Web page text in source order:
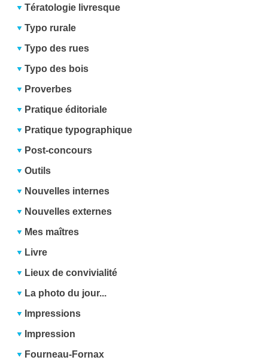
Tératologie livresque
Typo rurale
Typo des rues
Typo des bois
Proverbes
Pratique éditoriale
Pratique typographique
Post-concours
Outils
Nouvelles internes
Nouvelles externes
Mes maîtres
Livre
Lieux de convivialité
La photo du jour...
Impressions
Impression
Fourneau-Fornax